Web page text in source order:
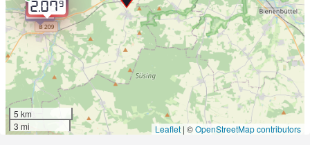
2.079
2.08
5 km
3 mi
Leaflet | ©OpenStreetMap contributors